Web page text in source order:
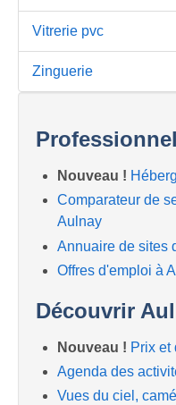
Vitrerie pvc
Zinguerie
Nouveau !
Comparateur de
Aulnay
Annuaire de sites
Offres d'emploi à
Découvrir
Nouveau ! Prix et
Agenda des
Vues du ciel,